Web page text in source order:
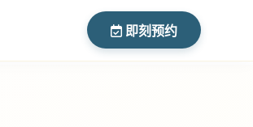
即刻预约